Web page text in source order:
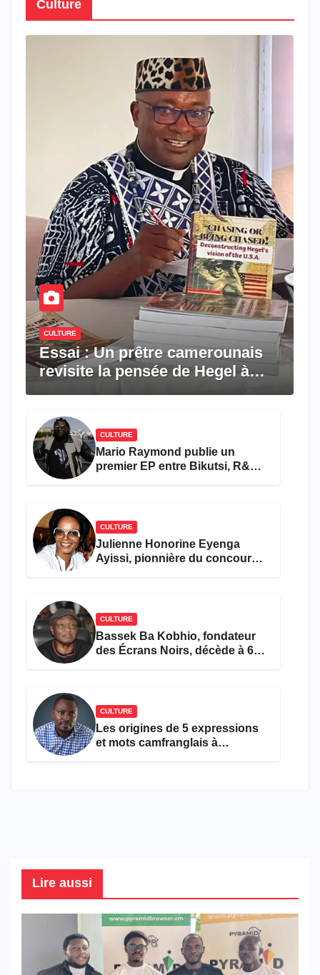
Culture
CULTURE
Essai : Un prêtre camerounais
revisite la pensée de Hegel à
CULTURE
Mario Raymond publie un
premier EP entre Bikutsi, R&B
CULTURE
Julienne Honorine Eyenga
Ayissi, pionnière du concours
CULTURE
Bassek Ba Kobhio, fondateur
des Écrans Noirs, décède à 69
CULTURE
Les origines de 5 expressions
et mots camfranglais à
Lire aussi